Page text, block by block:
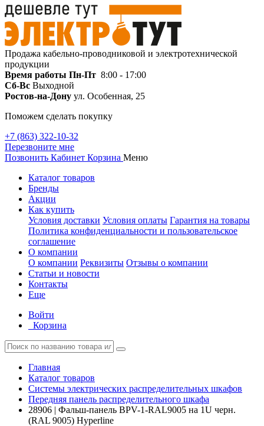
Продажа кабельно-проводниковой и электротехнической
продукции
Время работы Пн-Пт 8:00 - 17:00
Сб-Вс Выходной
Ростов-на-Дону ул. Особенная, 25
Поможем сделать покупку
+7 (863) 322-10-32
Перезвоните мне
Позвонить Кабинет Корзина Меню
Каталог товаров
Бренды
Акции
Как купить
Условия доставки Условия оплаты Гарантия на товары
Политика конфиденциальности и пользовательское
соглашение
О компании
О компании Реквизиты Отзывы о компании
Статьи и новости
Контакты
Еще
Войти
Корзина
Главная
Каталог товаров
Системы электрических распределительных шкафов
Передняя панель распределительного шкафа
28906 | Фальш-панель BPV-1-RAL9005 на 1U черн.
(RAL 9005) Hyperline